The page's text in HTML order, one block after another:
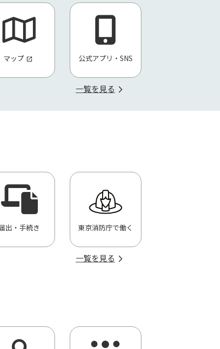
マップ 公式アプリ・SNS
一覧を見る
出・手続き 東京消防庁で働く
一覧を見る